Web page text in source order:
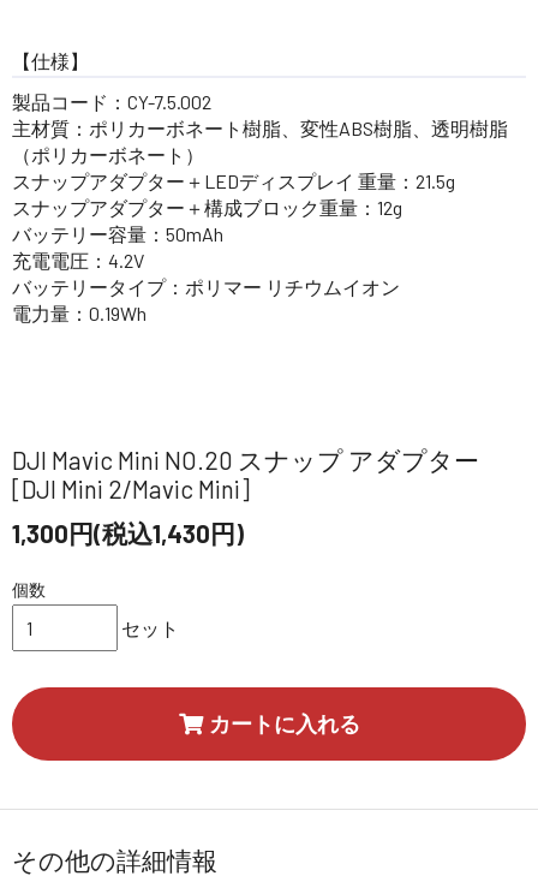
【仕様】
製品コード：CY-7.5.002
主材質：ポリカーボネート樹脂、変性ABS樹脂、透明樹脂
（ポリカーボネート）
スナップアダプター＋LEDディスプレイ 重量：21.5g
スナップアダプター＋構成ブロック重量：12g
バッテリー容量：50mAh
充電電圧：4.2V
バッテリータイプ：ポリマー リチウムイオン
電力量：0.19Wh
DJI Mavic Mini NO.20 スナップ アダプター
[DJI Mini 2/Mavic Mini]
1,300円(税込1,430円)
個数
セット
カートに入れる
その他の詳細情報